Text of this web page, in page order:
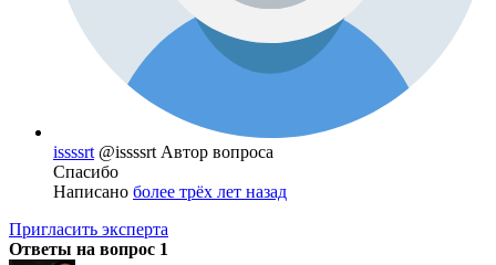
issssrt @issssrt Автор вопроса
Спасибо
Написано более трёх лет назад
Пригласить эксперта
Ответы на вопрос 1